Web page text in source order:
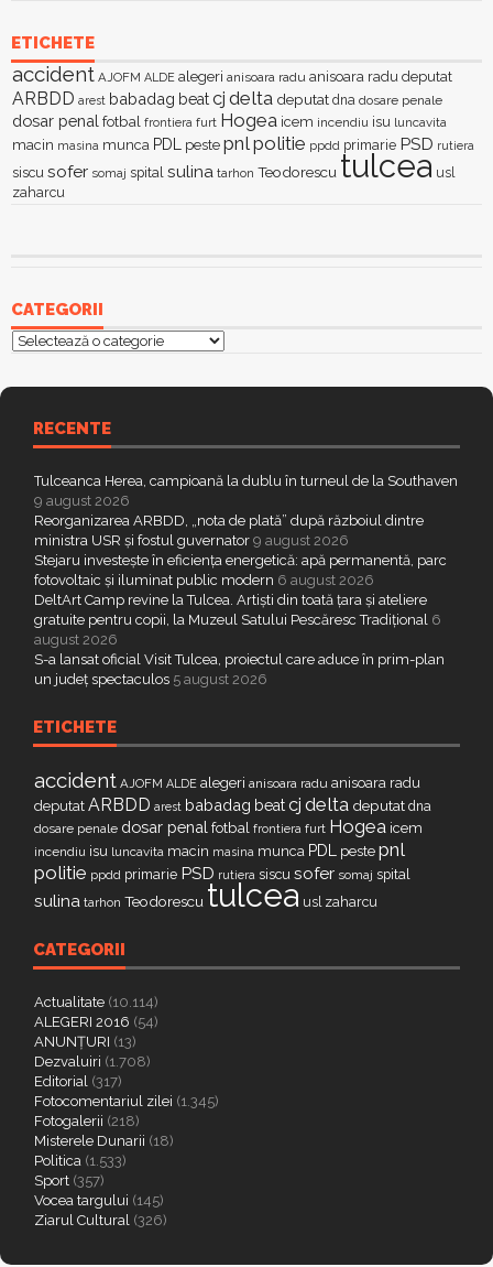
ETICHETE
accident AJOFM ALDE alegeri anisoara radu anisoara radu deputat
ARBDD arest babadag beatcj delta deputat dna dosare penale
dosar penal fotbal frontiera furt Hogea icem incendiu isu luncavita
macin masina munca PDL peste pnl politie ppdd primarie PSD rutiera
siscu sofer somaj spital sulina tarhon Teodorescu tulcea usl
zaharcu
CATEGORII
Categorii
RECENTE
Tulceanca Herea, campioană la dublu în turneul de la Southaven
9 august 2026
Reorganizarea ARBDD, „nota de plată” după războiul dintre
ministra USR și fostul guvernator 9 august 2026
Stejaru investește în eficiența energetică: apă permanentă, parc
fotovoltaic și iluminat public modern 6 august 2026
DeltArt Camp revine la Tulcea. Artiști din toată țara și ateliere
gratuite pentru copii, la Muzeul Satului Pescăresc Tradițional 6
august 2026
S-a lansat oficial Visit Tulcea, proiectul care aduce în prim-plan
un județ spectaculos 5 august 2026
ETICHETE
accident AJOFM ALDE alegeri anisoara radu anisoara radu
deputat ARBDD arest babadag beatcj delta deputat dna
dosare penale dosar penal fotbal frontiera furt Hogea icem
incendiu isu luncavita macin masina munca PDL peste pnl
politie ppdd primarie PSD rutiera siscu sofer somaj spital
sulina tarhon Teodorescu tulcea usl zaharcu
CATEGORII
Actualitate (10.114)
ALEGERI 2016 (54)
ANUNȚURI (13)
Dezvaluiri (1.708)
Editorial (317)
Fotocomentariul zilei (1.345)
Fotogalerii (218)
Misterele Dunarii (18)
Politica (1.533)
Sport (357)
Vocea targului (145)
Ziarul Cultural (326)